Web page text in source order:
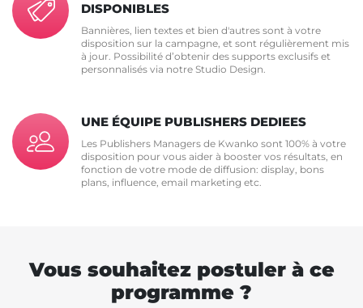
DISPONIBLES
Bannières, lien textes et bien d'autres sont à votre
disposition sur la campagne, et sont régulièrement mis
à jour. Possibilité d’obtenir des supports exclusifs et
personnalisés via notre Studio Design.
UNE ÉQUIPE PUBLISHERS DEDIEES
Les Publishers Managers de Kwanko sont 100% à votre
disposition pour vous aider à booster vos résultats, en
fonction de votre mode de diffusion: display, bons
plans, influence, email marketing etc.
Vous souhaitez postuler à ce
programme ?